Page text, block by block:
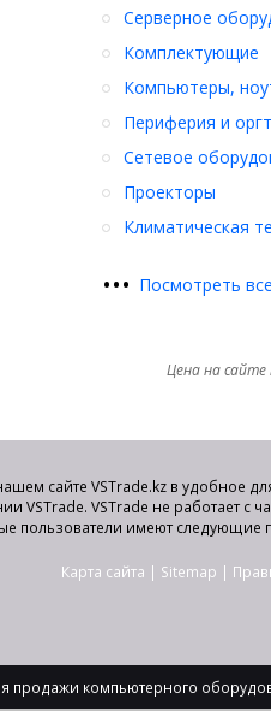
Серверное
Комплектующие
Компьютеры,
Периферия и
Сетевое
Проекторы
Климатическая
••• Посмотреть
Цена на
сайте VSTrade.kz в удобное
VSTrade. VSTrade не работает
пользователи имеют следующие
Карта сайта | Sitemap |
продажи компьютерного